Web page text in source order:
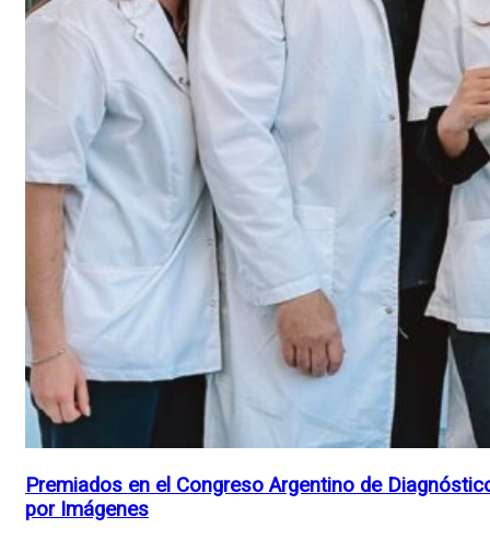
Premiados en el Congreso Argentino de
por Imágenes